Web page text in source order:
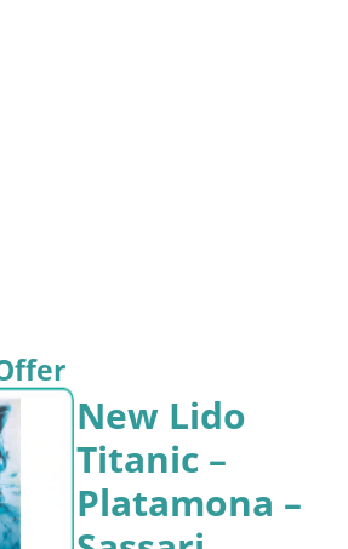
New Lido
Titanic –
Platamona –